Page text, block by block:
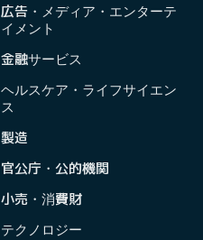
広告・メディア・エンターテ
イメント
金融サービス
ヘルスケア・ライフサイエン
ス
製造
官公庁・公的機関
小売・消費財
テクノロジー